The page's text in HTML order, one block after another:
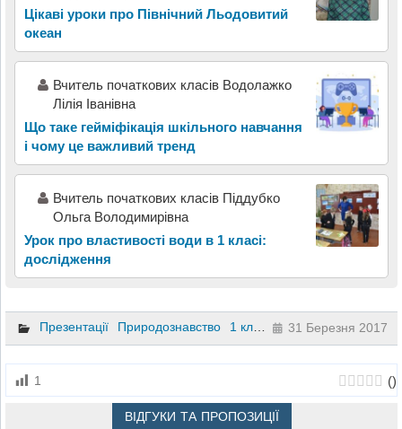
Цікаві уроки про Північний Льодовитий
океан
Вчитель початкових класів Водолажко
Лілія Іванівна
Що таке гейміфікація шкільного навчання
і чому це важливий тренд
Вчитель початкових класів Піддубко
Ольга Володимирівна
Урок про властивості води в 1 класі:
дослідження
Презентації Природознавство 1 клас 31 Березня 2017
1 ()
ВІДГУКИ ТА ПРОПОЗИЦІЇ